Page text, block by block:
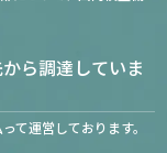
ら調達していま
て運営しております。